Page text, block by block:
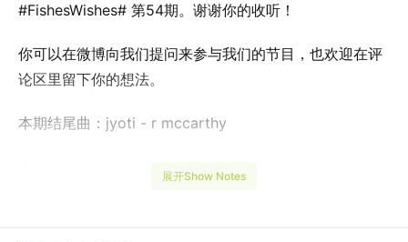
#FishesWishes# 第54期。谢谢你的收听！
你可以在微博向我们提问来参与我们的节目，也欢迎在评
论区里留下你的想法。
本期结尾曲：jyoti - r mccarthy
展开Show Notes